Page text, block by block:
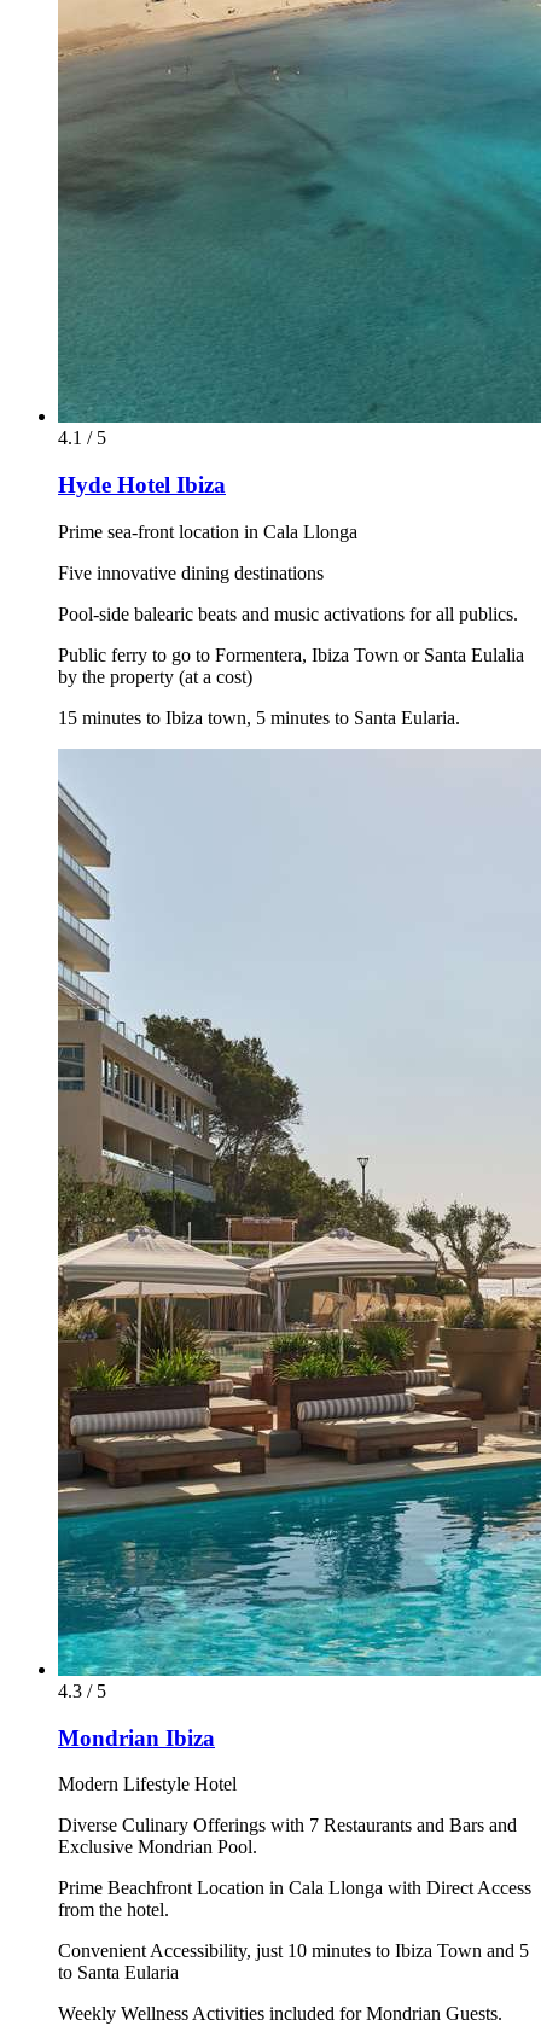
4.1 / 5
Hyde Hotel Ibiza
Prime sea-front location in Cala Llonga
Five innovative dining destinations
Pool-side balearic beats and music activations for all publics.
Public ferry to go to Formentera, Ibiza Town or Santa Eulalia
by the property (at a cost)
15 minutes to Ibiza town, 5 minutes to Santa Eularia.
4.3 / 5
Mondrian Ibiza
Modern Lifestyle Hotel
Diverse Culinary Offerings with 7 Restaurants and Bars and
Exclusive Mondrian Pool.
Prime Beachfront Location in Cala Llonga with Direct Access
from the hotel.
Convenient Accessibility, just 10 minutes to Ibiza Town and 5
to Santa Eularia
Weekly Wellness Activities included for Mondrian Guests.